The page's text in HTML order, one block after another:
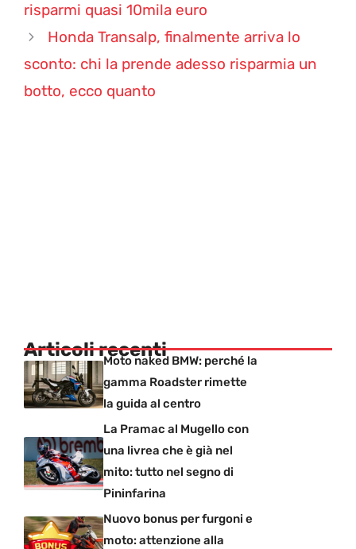
risparmi quasi 10mila euro
Honda Transalp, finalmente arriva lo
sconto: chi la prende adesso risparmia un
botto, ecco quanto
Articoli recentiMoto naked BMW: perché la
gamma Roadster rimette
la guida al centro
La Pramac al Mugello con
una livrea che è già nel
mito: tutto nel segno di
Pininfarina
Nuovo bonus per furgoni e
moto: attenzione alla